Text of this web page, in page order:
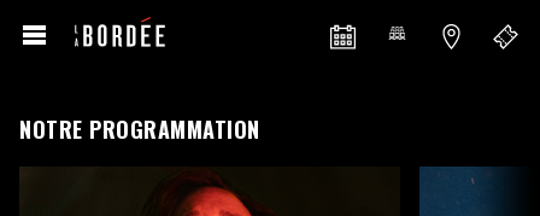
NOTRE PROGRAMMATION